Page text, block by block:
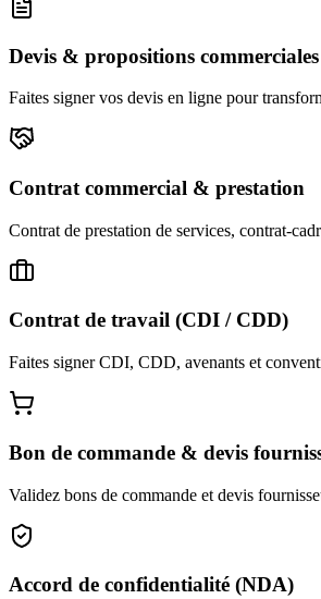
Devis & propositions commerciales
Faites signer vos devis en ligne pour
Contrat commercial & prestation
Contrat de prestation de services, contrat-
Contrat de travail (CDI / CDD)
Faites signer CDI, CDD, avenants et
Bon de commande & devis
Validez bons de commande et devis
Accord de confidentialité (NDA)